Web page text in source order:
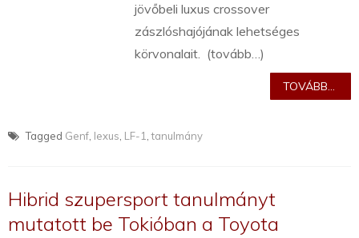
jövőbeli luxus crossover
zászlóshajójának lehetséges
körvonalait. (tovább…)
TOVÁBB...
Tagged Genf lexus LF-1 ,tanulmány
Hibrid szupersport tanulmányt
mutatott be Tokióban a Toyota